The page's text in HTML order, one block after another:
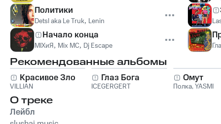
Политики
Detsl aka Le Truk, Lenin
Начало конца
MIXиЯ, Mix MC, Dj Escape
Рекомендованные альбомы
Красивое Зло
VILLIAN
Глаз Бога
ICEGERGERT
Омут
Полка,YASMI
О треке
Лейбл